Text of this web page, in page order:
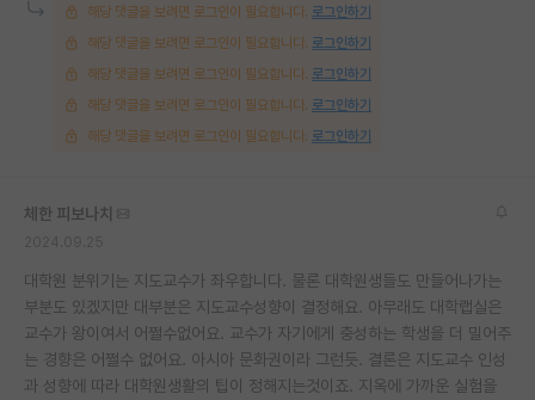
해당 댓글을 보려면 로그인이 필요합니다. 로그인하기
해당 댓글을 보려면 로그인이 필요합니다. 로그인하기
해당 댓글을 보려면 로그인이 필요합니다. 로그인하기
해당 댓글을 보려면 로그인이 필요합니다. 로그인하기
해당 댓글을 보려면 로그인이 필요합니다. 로그인하기
체한 피보나치
대학원 분위기는 지도교수가 좌우합니다. 물론 대학원생들도 만들어나가는
부분도 있겠지만 대부분은 지도교수성향이 결정해요. 아무래도 대학랩실은
교수가 왕이여서 어쩔수없어요. 교수가 자기에게 충성하는 학생을 더 밀어주
는 경향은 어쩔수 없어요. 아시아 문화권이라 그런듯. 결론은 지도교수 인성
과 성향에 따라 대학원생활의 팁이 정해지는것이죠. 지옥에 가까운 실험을